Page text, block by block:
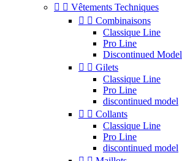
  Vêtements Techniques
  Combinaisons
Classique Line
Pro Line
Discontinued Model
  Gilets
Classique Line
Pro Line
discontinued model
  Collants
Classique Line
Pro Line
discontinued model